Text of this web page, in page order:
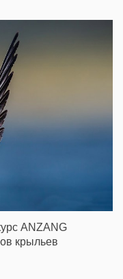
ANZANG
крыльев